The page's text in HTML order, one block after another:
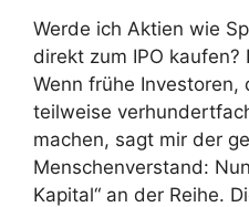
Werde ich Aktien wie
direkt zum IPO
Wenn frühe Investoren,
teilweise
machen, sagt mir der
Menschenverstand:
Kapital“ an der Reihe.